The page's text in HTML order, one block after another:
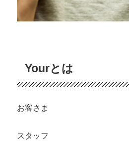
Yourとは
お客さま
スタッフ